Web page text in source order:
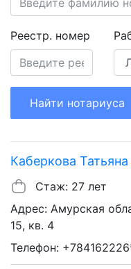
Реестр. номер
Найти нотариуса
Каберкова
Стаж: 27 лет
Адрес: Амурская
15, кв. 4
Телефон: